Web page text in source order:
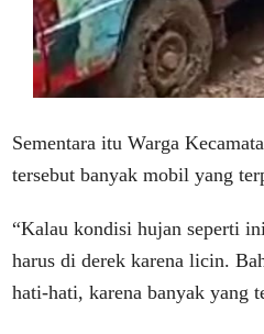
Sementara itu Warga
tersebut banyak mobil yang
“Kalau kondisi hujan seperti
harus di derek karena licin.
hati-hati, karena banyak yang